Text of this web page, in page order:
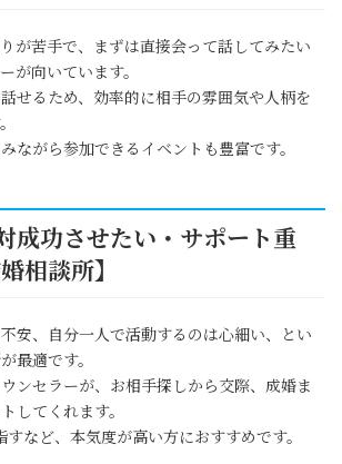
が苦手で、まずは直接会って話してみたい
が向いています。
せるため、効率的に相手の雰囲気や人柄を
ながら参加できるイベントも豊富です。
成功させたい・サポート重
相談所】
安、自分一人で活動するのは心細い、とい
最適です。
ンセラーが、お相手探しから交際、成婚ま
してくれます。
など、本気度が高い方におすすめです。